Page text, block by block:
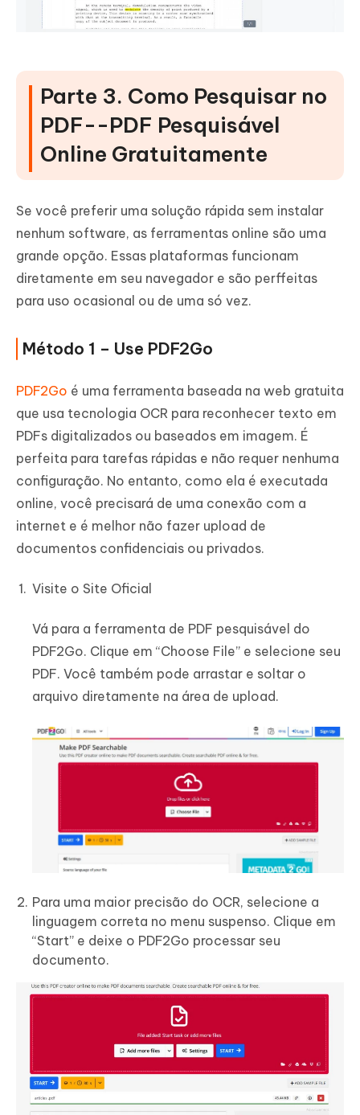
Parte 3. Como Pesquisar no
PDF--PDF Pesquisável
Online Gratuitamente
Se você preferir uma solução rápida sem instalar
nenhum software, as ferramentas online são uma
grande opção. Essas plataformas funcionam
diretamente em seu navegador e são perffeitas
para uso ocasional ou de uma só vez.
Método 1 – Use PDF2Go
PDF2Go é uma ferramenta baseada na web gratuita
que usa tecnologia OCR para reconhecer texto em
PDFs digitalizados ou baseados em imagem. É
perfeita para tarefas rápidas e não requer nenhuma
configuração. No entanto, como ela é executada
online, você precisará de uma conexão com a
internet e é melhor não fazer upload de
documentos confidenciais ou privados.
Visite o Site Oficial
Vá para a ferramenta de PDF pesquisável do
PDF2Go. Clique em “Choose File” e selecione seu
PDF. Você também pode arrastar e soltar o
arquivo diretamente na área de upload.
Para uma maior precisão do OCR, selecione a
linguagem correta no menu suspenso. Clique em
“Start” e deixe o PDF2Go processar seu
documento.